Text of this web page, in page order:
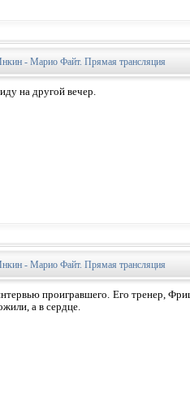
- Марио Файт. Прямая трансляция
на другой вечер.
- Марио Файт. Прямая трансляция
проигравшего. Его тренер,
а в сердце.